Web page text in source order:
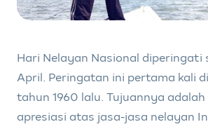
Hari Nelayan Nasional diperingati
April. Peringatan ini pertama kali
tahun 1960 lalu. Tujuannya
apresiasi atas jasa-jasa nelayan